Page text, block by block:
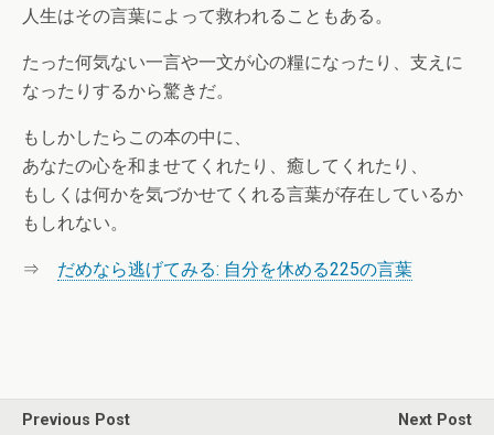
人生はその言葉によって救われることもある。
たった何気ない一言や一文が心の糧になったり、支えに
なったりするから驚きだ。
もしかしたらこの本の中に、
あなたの心を和ませてくれたり、癒してくれたり、
もしくは何かを気づかせてくれる言葉が存在しているか
もしれない。
⇒ だめなら逃げてみる: 自分を休める225の言葉
Previous Post
Next Post